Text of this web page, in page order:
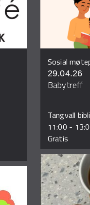
Sosial
29.04.26
Babytreff
Tangvall
11:00 -
Gratis